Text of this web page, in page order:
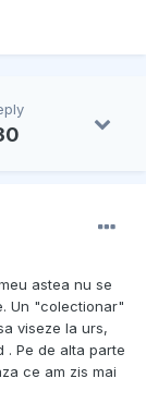
astea nu se
Un "colectionar"
viseze la urs,
. Pe de alta parte
ce am zis mai